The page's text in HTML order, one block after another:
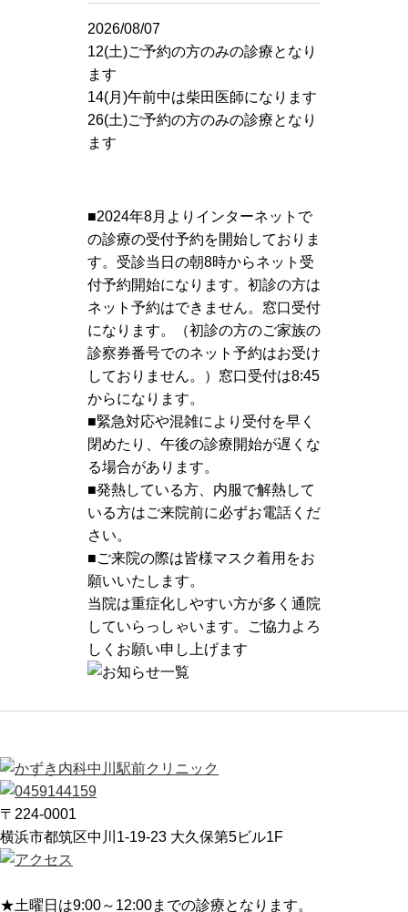
2026/08/07
12(土)ご予約の方のみの診療となり
ます
14(月)午前中は柴田医師になります
26(土)ご予約の方のみの診療となり
ます
■2024年8月よりインターネットで
の診療の受付予約を開始しておりま
す。受診当日の朝8時からネット受
付予約開始になります。初診の方は
ネット予約はできません。窓口受付
になります。（初診の方のご家族の
診察券番号でのネット予約はお受け
しておりません。）窓口受付は8:45
からになります。
■緊急対応や混雑により受付を早く
閉めたり、午後の診療開始が遅くな
る場合があります。
■発熱している方、内服で解熱して
いる方はご来院前に必ずお電話くだ
さい。
■ご来院の際は皆様マスク着用をお
願いいたします。
当院は重症化しやすい方が多く通院
していらっしゃいます。ご協力よろ
しくお願い申し上げます
〒224-0001
横浜市都筑区中川1-19-23 大久保第5ビル1F
★土曜日は9:00～12:00までの診療となります。